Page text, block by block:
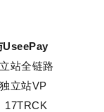
UseePay
站全链路
立站VP
17TRCK